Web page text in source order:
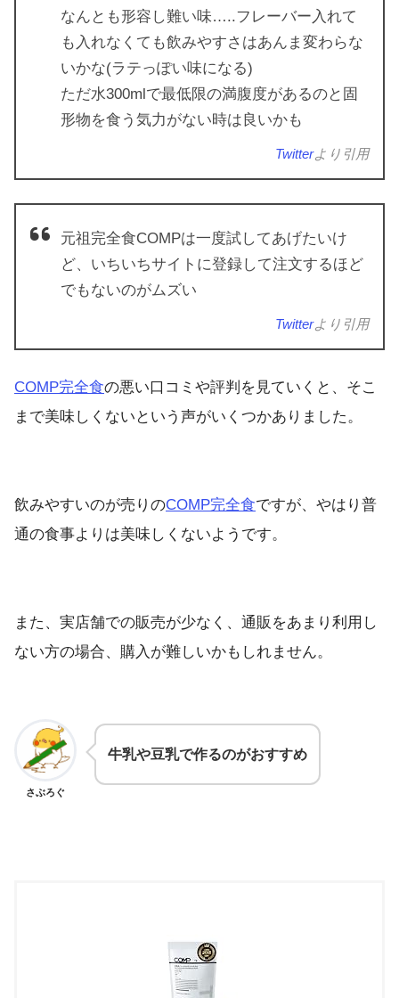
なんとも形容し難い味…..フレーバー入れて
も入れなくても飲みやすさはあんま変わらな
いかな(ラテっぽい味になる)
ただ水300mlで最低限の満腹度があるのと固
形物を食う気力がない時は良いかも
Twitterより引用
元祖完全食COMPは一度試してあげたいけ
ど、いちいちサイトに登録して注文するほど
でもないのがムズい
Twitterより引用
COMP完全食の悪い口コミや評判を見ていくと、そこ
まで美味しくないという声がいくつかありました。
飲みやすいのが売りのCOMP完全食ですが、やはり普
通の食事よりは美味しくないようです。
また、実店舗での販売が少なく、通販をあまり利用し
ない方の場合、購入が難しいかもしれません。
さぶろぐ
牛乳や豆乳で作るのがおすすめ